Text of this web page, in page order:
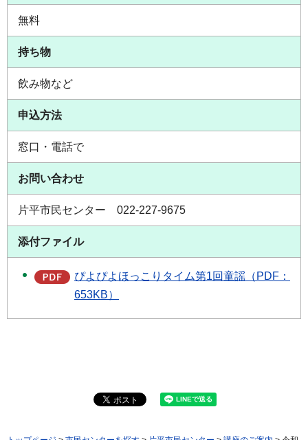
無料
持ち物
飲み物など
申込方法
窓口・電話で
お問い合わせ
片平市民センター 022-227-9675
添付ファイル
ぴよぴよほっこりタイム第1回童謡（PDF：
653KB）